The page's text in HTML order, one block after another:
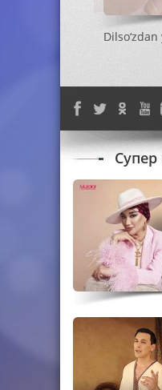
Супер